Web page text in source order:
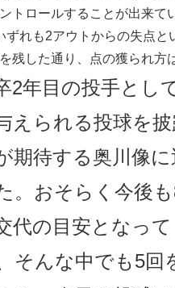
トロールすることが出来て
ずれも2アウトからの失点と
残した通り、点の獲られ方
2年目の投手とし
えられる投球を
期待する奥川像
。おそらく今後
代の目安となって
そんな中でも5回